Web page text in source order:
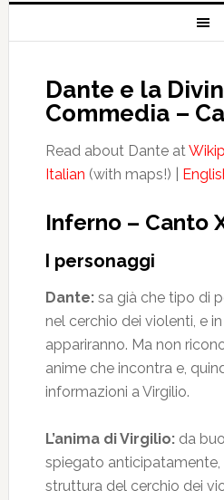
Dante e la
Commedia –
Read about Dante at
Italian (with maps!) |
Inferno – Canto
I personaggi
Dante:sa già che tipo di
nel cerchio dei violenti, e
appariranno. Ma non
anime che incontra e,
informazioni a Virgilio.
L’anima di Virgilio:da
spiegato anticipatamente,
struttura del cerchio dei